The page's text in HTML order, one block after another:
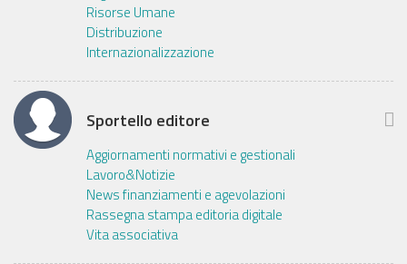
Risorse Umane
Distribuzione
Internazionalizzazione
Sportello editore
Aggiornamenti normativi e gestionali
Lavoro&Notizie
News finanziamenti e agevolazioni
Rassegna stampa editoria digitale
Vita associativa